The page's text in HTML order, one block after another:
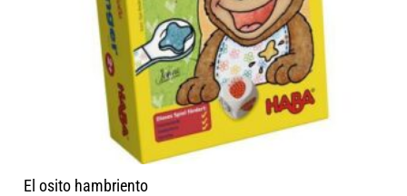
El osito hambriento